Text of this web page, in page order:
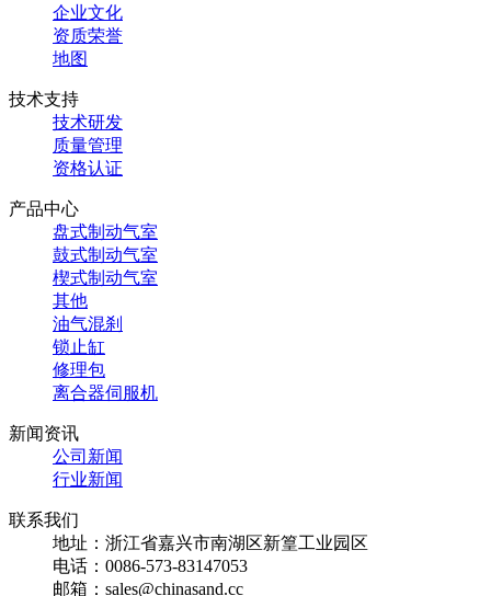
企业文化
资质荣誉
地图
技术支持
技术研发
质量管理
资格认证
产品中心
盘式制动气室
鼓式制动气室
楔式制动气室
其他
油气混刹
锁止缸
修理包
离合器伺服机
新闻资讯
公司新闻
行业新闻
联系我们
地址：浙江省嘉兴市南湖区新篁工业园区
电话：0086-573-83147053
邮箱：sales@chinasand.cc